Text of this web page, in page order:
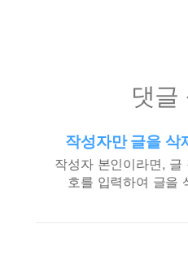
댓글
작성자만 글을 삭
작성자 본인이라면,
호를 입력하여 글을